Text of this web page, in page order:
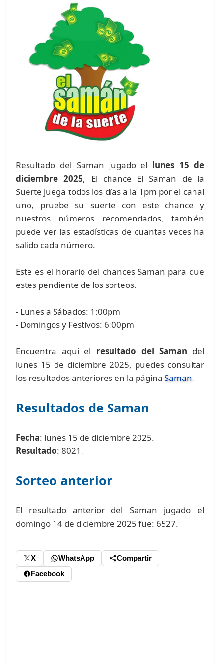
Resultado del Saman jugado el lunes 15 de
diciembre 2025, El chance El Saman de la
Suerte juega todos los días a la 1pm por el canal
uno, pruebe su suerte con este chance y
nuestros números recomendados, también
puede ver las estadísticas de cuantas veces ha
salido cada número.
Este es el horario del chances Saman para que
estes pendiente de los sorteos.
- Lunes a Sábados: 1:00pm
- Domingos y Festivos: 6:00pm
Encuentra aquí el resultado del Saman del
lunes 15 de diciembre 2025, puedes consultar
los resultados anteriores en la páginaSaman.
Resultados de Saman
Fecha: lunes 15 de diciembre 2025.
Resultado: 8021.
Sorteo anterior
El resultado anterior del Saman jugado el
domingo 14 de diciembre 2025 fue: 6527.
X WhatsApp
Compartir
Facebook